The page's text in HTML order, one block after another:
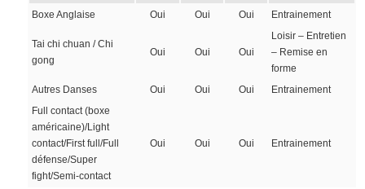
Boxe Anglaise Oui Oui Oui Entrainement
Tai chi chuan / Chi
gong
Oui Oui Oui
Loisir – Entretien
– Remise en
forme
Autres Danses
Oui Oui Oui
Entrainement
Full contact (boxe
américaine)/Light
contact/First full/Full
défense/Super
fight/Semi-contact
Oui Oui Oui Entrainement